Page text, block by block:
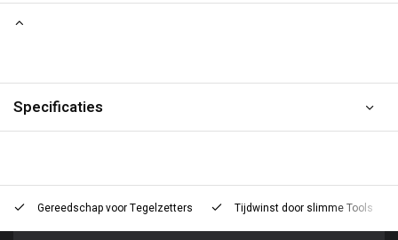
Specificaties
Gereedschap voorTegelzetters Tijdwinst door slimme Tools